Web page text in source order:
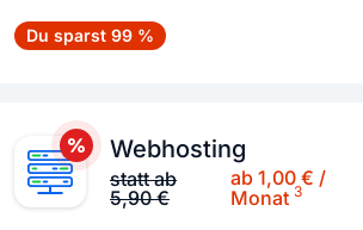
Du sparst 99 %
Webhosting
statt ab
5,90 €
ab 1,00 € /
Monat3